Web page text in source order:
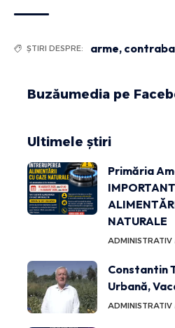
ȘTIRI DESPRE: arme,
Buzăumedia pe
Ultimele știri
Primăria
NATURALE
ADMINISTRATIV
Constantin
Urbană,
ADMINISTRATIV